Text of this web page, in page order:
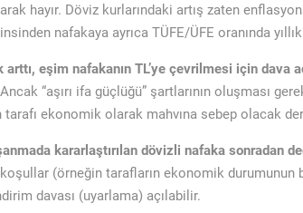
hayır. Döviz kurlarındaki artış zaten
nafakaya ayrıca TÜFE/ÜFE oranında
arttı, eşim nafakanın TL’ye çevrilmesi için dava
“aşırı ifa güçlüğü” şartlarının oluşması
tarafı ekonomik olarak mahvına sebep olacak
kararlaştırılan dövizli nafaka sonradan
(örneğin tarafların ekonomik
davası (uyarlama) açılabilir.